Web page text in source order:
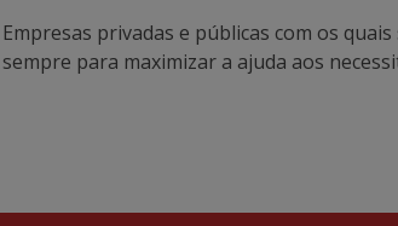
privadas e públicas com os quais
para maximizar a ajuda aos